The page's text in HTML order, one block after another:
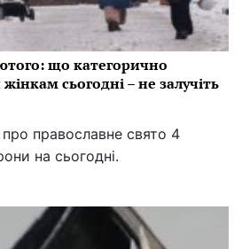
що категорично
сьогодні – не залучіть
православне свято 4
на сьогодні.